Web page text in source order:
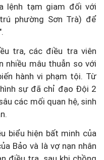
lệnh tạm giam đối với
phường Sơn Trà) để
tra, các điều tra viên
nhiều mâu thuẫn so với
hành vi phạm tội. Từ
sự đã chỉ đạo Đội 2
các mối quan hệ, sinh
biểu hiện bất minh của
Bảo và là vợ nạn nhân